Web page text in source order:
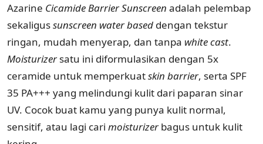
Azarine Cicamide Barrier Sunscreen adalah pelembap
sekaligussunscreen water based dengan tekstur
ringan, mudah menyerap, dan tanpa whitecast.
Moisturizersatu ini diformulasikan dengan 5x
ceramide untuk memperkuatskin barrier, serta SPF
35 PA+++ yang melindungi kulit dari paparan sinar
UV. Cocok buat kamu yang punya kulit normal,
sensitif, atau lagi cari moisturizerbagus untuk kulit